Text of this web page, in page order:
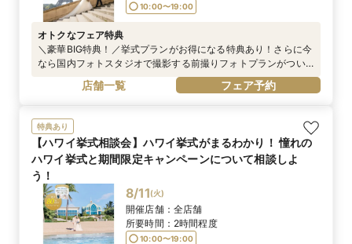
10:00〜19:00
オトクなフェア特典
＼豪華BIG特典！／挙式プランがお得になる特典あり！さらに今
なら国内フォトスタジオで撮影する前撮りフォトプランがつい
店舗一覧 フェア予約
特典あり
【ハワイ挙式相談会】ハワイ挙式がまるわかり！ 憧れの
ハワイ挙式と期間限定キャンペーンについて相談しよ
う！
8/11(火)
開催店舗： 全店舗
所要時間： 2時間程度
10:00〜19:00